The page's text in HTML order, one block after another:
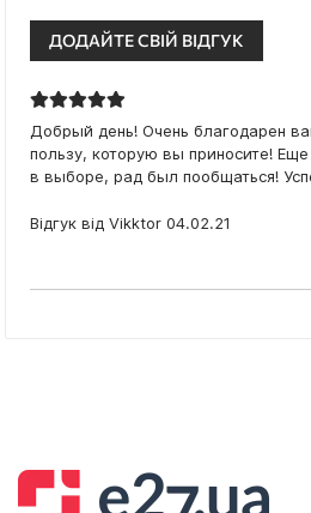
ДОДАЙТЕ СВІЙ ВІДГУК
Добрый день! Очень благодарен
пользу, которую вы приносите!
в выборе, рад был пообщаться!
Відгук від VikktorОпубліковано
04.02.21